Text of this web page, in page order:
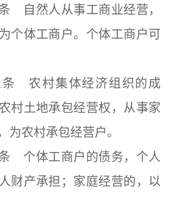
然人从事工商业经营，
个体工商户。个体工商户可
农村集体经济组织的成
村土地承包经营权，从事家
为农村承包经营户。
个体工商户的债务，个人
财产承担；家庭经营的，以